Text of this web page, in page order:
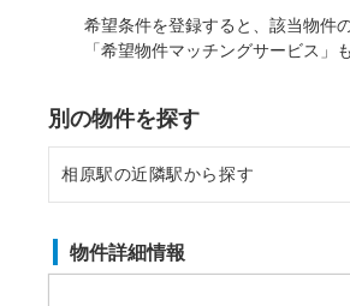
希望条件を登録すると、該当物件
「希望物件マッチングサービス」
別の物件を探す
相原駅の近隣駅から探す
物件詳細情報